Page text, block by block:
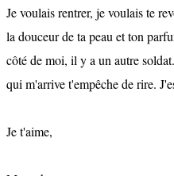
Je voulais rentrer, je voulais te
la douceur de ta peau et ton
côté de moi, il y a un autre
qui m'arrive t'empêche de rire.
Je t'aime,